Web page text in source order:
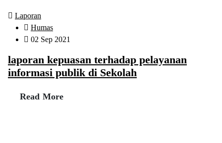
Laporan
Humas
02 Sep 2021
laporan kepuasan terhadap pelayanan
informasi publik di Sekolah
Read More